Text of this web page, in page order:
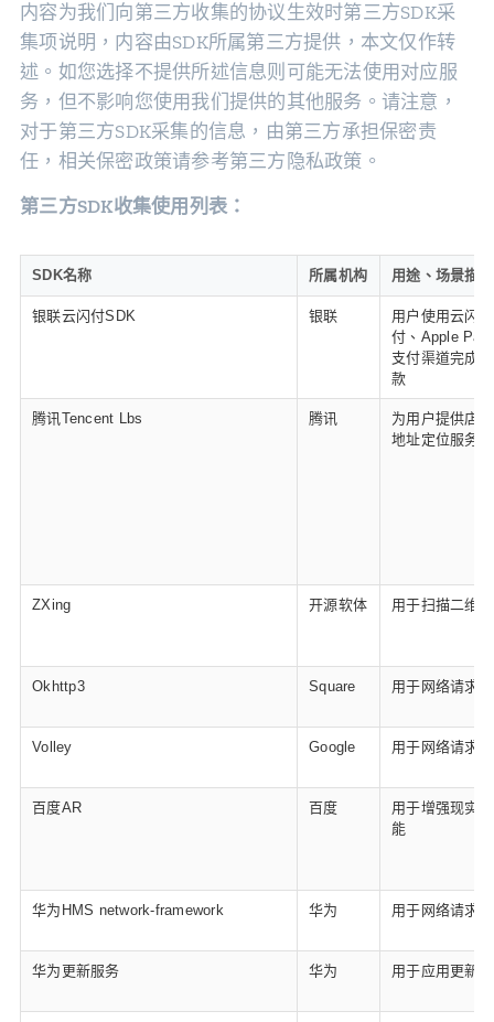
内容为我们向第三方收集的协议生效时第三方SDK采
集项说明，内容由SDK所属第三方提供，本文仅作转
述。如您选择不提供所述信息则可能无法使用对应服
务，但不影响您使用我们提供的其他服务。请注意，
对于第三方SDK采集的信息，由第三方承担保密责
任，相关保密政策请参考第三方隐私政策。
第三方SDK收集使用列表：
SDK名称 所属机构 用途、场景描述
银联云闪付SDK 银联
用户使用云闪
付、Apple Pay
支付渠道完成付
款
腾讯Tencent Lbs 腾讯
为用户提供店铺
地址定位服务
ZXing 开源软体 用于扫描二维码
Okhttp3 Square 用于网络请求
Volley Google 用于网络请求
百度AR 百度
用于增强现实功
能
华为HMS network-framework 华为 用于网络请求
华为更新服务 华为 用于应用更新